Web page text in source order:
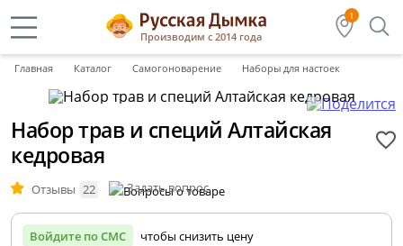
Производим с 2014 года
1
Главная Каталог Самогоноварение Наборы для настоек
Набор трав и специй Алтайская
кедровая
Отзывы 22 Задать вопрос
Войдите по СМС чтобы снизить цену